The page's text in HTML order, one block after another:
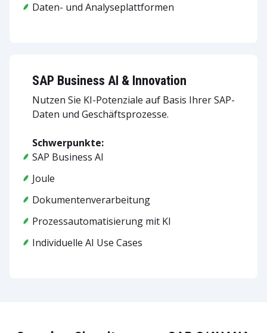
Daten- und Analyseplattformen
SAP Business AI & Innovation
Nutzen Sie KI-Potenziale auf Basis Ihrer SAP-
Daten und Geschäftsprozesse.
Schwerpunkte:
SAP Business AI
Joule
Dokumentenverarbeitung
Prozessautomatisierung mit KI
Individuelle AI Use Cases